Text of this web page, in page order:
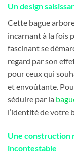
Un design
Cette bague
incarnant à la fois
fascinant se
regard par son
pour ceux qui
et envoûtante.
séduire par la
l’identité de votre
Une construction
incontestable